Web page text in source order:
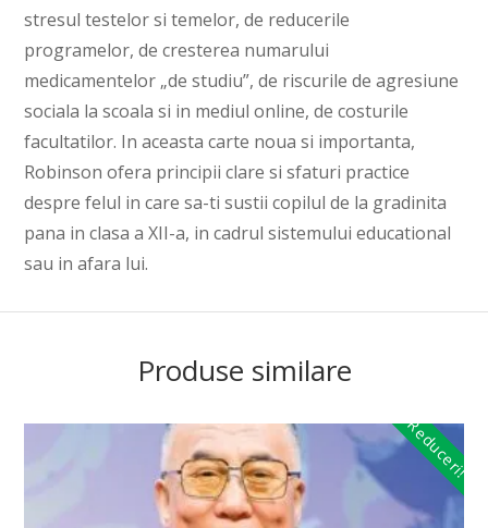
stresul testelor si temelor, de reducerile
programelor, de cresterea numarului
medicamentelor „de studiu”, de riscurile de agresiune
sociala la scoala si in mediul online, de costurile
facultatilor. In aceasta carte noua si importanta,
Robinson ofera principii clare si sfaturi practice
despre felul in care sa-ti sustii copilul de la gradinita
pana in clasa a XII-a, in cadrul sistemului educational
sau in afara lui.
Produse similare
Reduceri!